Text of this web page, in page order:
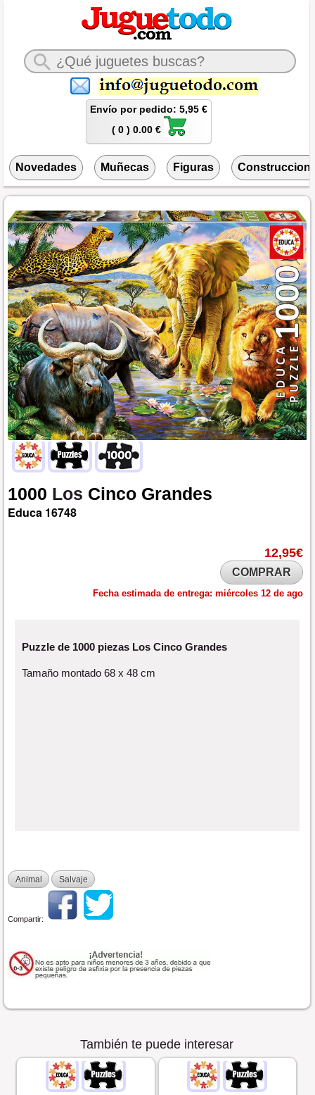
Envío por pedido: 5,95 €
( 0 ) 0.00 €
Novedades Muñecas Figuras
1000 Los Cinco Grandes
Educa 16748
12,95€
COMPRAR
Fecha estimada de entrega: miércoles 12 de ago
Puzzle de 1000 piezas Los Cinco Grandes
Tamaño montado 68 x 48 cm
Animal Salvaje
Compartir:
También te puede interesar